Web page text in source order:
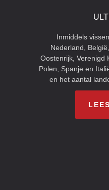
Inmiddels
Nederland,
Oostenrijk, Verenigd
Polen, Spanje en
en het aantal